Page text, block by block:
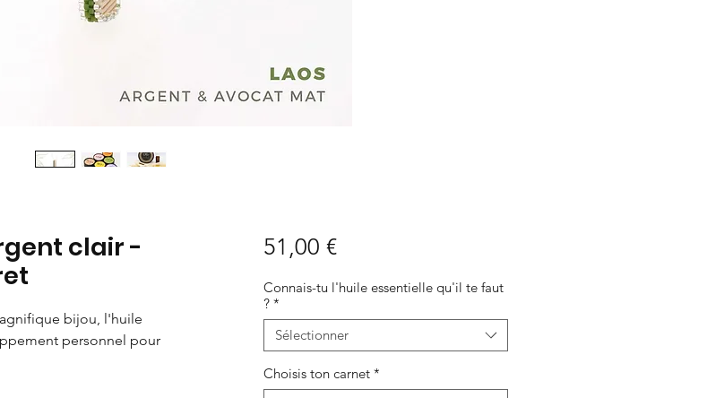
clair -
bijou, l'huile
personnel pour
51,00 €Prix
Connais-tu l'huile essentielle qu'il te faut
? *
Sélectionner
Choisis ton carnet *